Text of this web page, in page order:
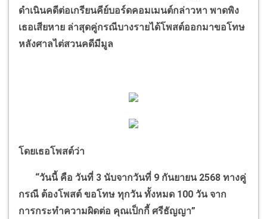
ดำเนินคดีต่อเกรียนคีย์บอร์ดคอมเมนต์กล่าวหา พาดพิง
เธอเสียหาย ล่าสุดคู่กรณีบางรายได้โพสต์ออกมาขอโทษ
หลังศาลไต่สวนคดีมีมูล
โดยเธอโพสต์ว่า
“วันนี้ คือ วันที่ 3 นับจากวันที่ 9 กันยายน 2568 ทางคู่
กรณี ต้องโพสต์ ขอโทษ ทุกวัน ทั้งหมด 100 วัน จาก
การกระทำความผิดต่อ คุณเป็กกี้ ศรีธัญญา”